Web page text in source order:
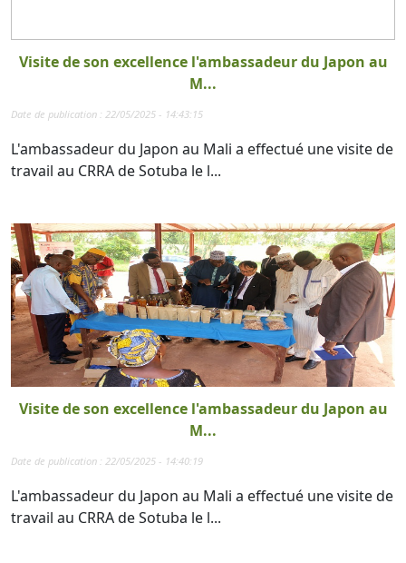
Visite de son excellence l'ambassadeur du Japon au
M...
Date de publication : 22/05/2025 - 14:43:15
L'ambassadeur du Japon au Mali a effectué une visite de
travail au CRRA de Sotuba le l...
Visite de son excellence l'ambassadeur du Japon au
M...
Date de publication : 22/05/2025 - 14:40:19
L'ambassadeur du Japon au Mali a effectué une visite de
travail au CRRA de Sotuba le l...